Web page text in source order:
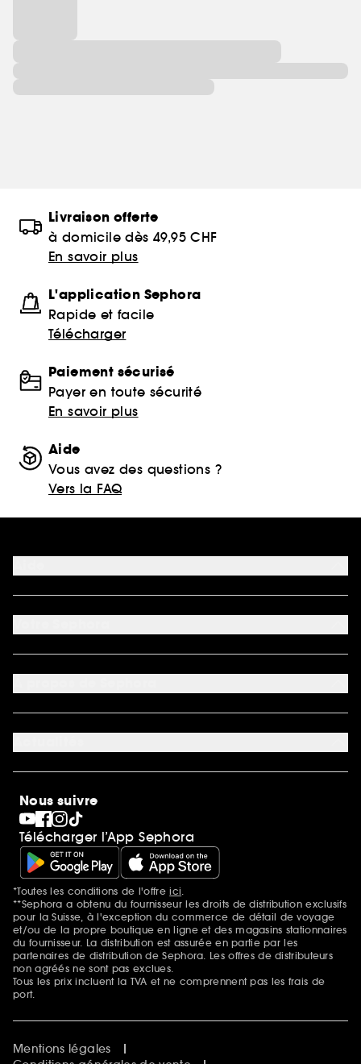
Livraison offerte
à domicile dès 49,95 CHF
En savoir plus
L'application Sephora
Rapide et facile
Télécharger
Paiement sécurisé
Payer en toute sécurité
En savoir plus
Aide
Vous avez des questions ?
Vers la FAQ
FAQ
Nous contacter
Mon compte
Préférence cookies
Découvrir Sephora
Carrière
SEPHORA Prize
Clean at Sephora
Pride
Nous suivre
Télécharger l’App Sephora
Mentions additionnelles
*Toutes les conditions de l'offreici.
**Sephora a obtenu du fournisseur les droits de distribution exclusifs
pour la Suisse, à l'exception du commerce de détail de voyage
et/ou de la propre boutique en ligne et des magasins stationnaires
du fournisseur. La distribution est assurée en partie par les
partenaires de distribution de Sephora. Les offres de distributeurs
non agréés ne sont pas exclues.
Tous les prix incluent la TVA et ne comprennent pas les frais de
port.
Mentions légales